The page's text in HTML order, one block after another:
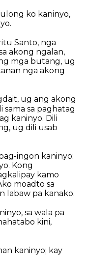
ko kaninyo,
Santo, nga
akong ngalan,
mga butang, ug
nga akong
ug ang akong
sa paghatag
kaninyo. Dili
ug dili usab
ingon kaninyo:
Kong
kamo
moadto sa
labaw pa kanako.
sa wala pa
kini,
kaninyo; kay